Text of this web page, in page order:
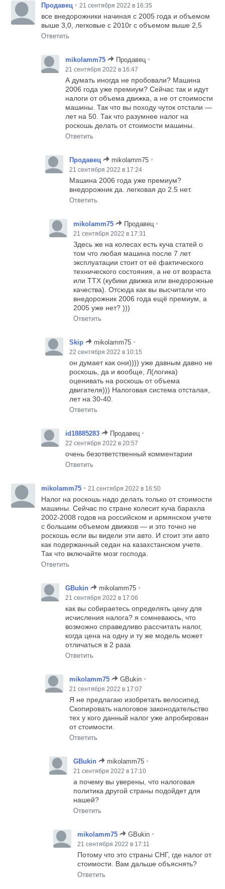
Продавец • 21 сентября 2022 в 16:35
все внедорожники начиная с 2005 года и объемом
выше 3,0, легковые с 2010г с объемом выше 2,5
Ответить
mikolamm75 Продавец •
21 сентября 2022 в 16:47
А думать иногда не пробовали? Машина
2006 года уже премиум? Сейчас так и идут
налоги от объема движка, а не от стоимости
машины. Так что вы походу чуток отстали —
лет на 50. Так что разумнее налог на
роскошь делать от стоимости машины.
Ответить
Продавец mikolamm75 •
21 сентября 2022 в 17:24
Машина 2006 года уже премиум?
внедорожник да. легковая до 2.5 нет.
Ответить
mikolamm75 Продавец •
21 сентября 2022 в 17:31
Здесь же на колесах есть куча статей о
том что любая машина после 7 лет
эксплуатации стоит от её фактического
технического состояния, а не от возраста
или ТТХ (кубики движка или внедорожные
качества). Отсюда как вы высчитали что
внедорожник 2006 года ещё премиум, а
2005 уже нет? )))
Ответить
Skip mikolamm75 •
22 сентября 2022 в 10:15
он думает как они)))) уже давным давно не
роскошь, да и вообще, Л(логика)
оценивать на роскошь от объема
двигателя))) Налоговая система отсталая,
лет на 30-40.
Ответить
id18885283 Продавец •
22 сентября 2022 в 20:57
очень безответственный комментарии
Ответить
mikolamm75 • 21 сентября 2022 в 16:50
Налог на роскошь надо делать только от стоимости
машины. Сейчас по стране колесит куча барахла
2002-2008 годов на российском и армянском учете
с большим объемом движков — и это точно не
роскошь если вы видели эти авто. И стоит эти авто
как подержанный седан на казахстанском учете.
Так что включайте мозг господа.
Ответить
GBukin mikolamm75 •
21 сентября 2022 в 17:06
как вы собираетесь определять цену для
исчисления налога? я сомневаюсь, что
возможно справедливо рассчитать налог,
когда цена на одну и ту же модель может
отличаться в 2 раза
Ответить
mikolamm75 GBukin •
21 сентября 2022 в 17:07
Я не предлагаю изобретать велосипед.
Скопировать налоговое законодательство
тех у кого данный налог уже апробирован
от стоимости.
Ответить
GBukin mikolamm75 •
21 сентября 2022 в 17:10
а почему вы уверены, что налоговая
политика другой страны подойдет для
нашей?
Ответить
mikolamm75 GBukin •
21 сентября 2022 в 17:11
Потому что это страны СНГ, где налог от
стоимости. Вам дальше объяснять?
Ответить